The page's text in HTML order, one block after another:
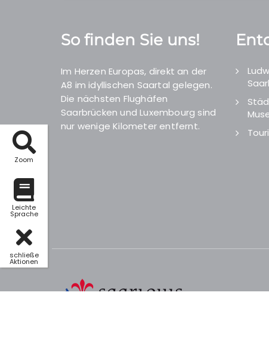
Zoom
Leichte
Sprache
schließe
Aktionen
So finden Sie uns!
Im Herzen Europas, direkt an der
A8 im idyllischen Saartal gelegen.
Die nächsten Flughäfen
Saarbrücken und Luxembourg sind
nur wenige Kilometer entfernt.